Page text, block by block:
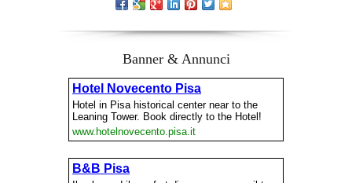
Banner & Annunci